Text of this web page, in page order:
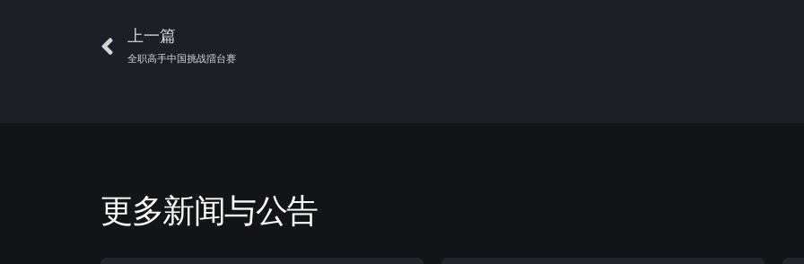
上一篇
全职高手中国挑战擂台赛
更多新闻与公告